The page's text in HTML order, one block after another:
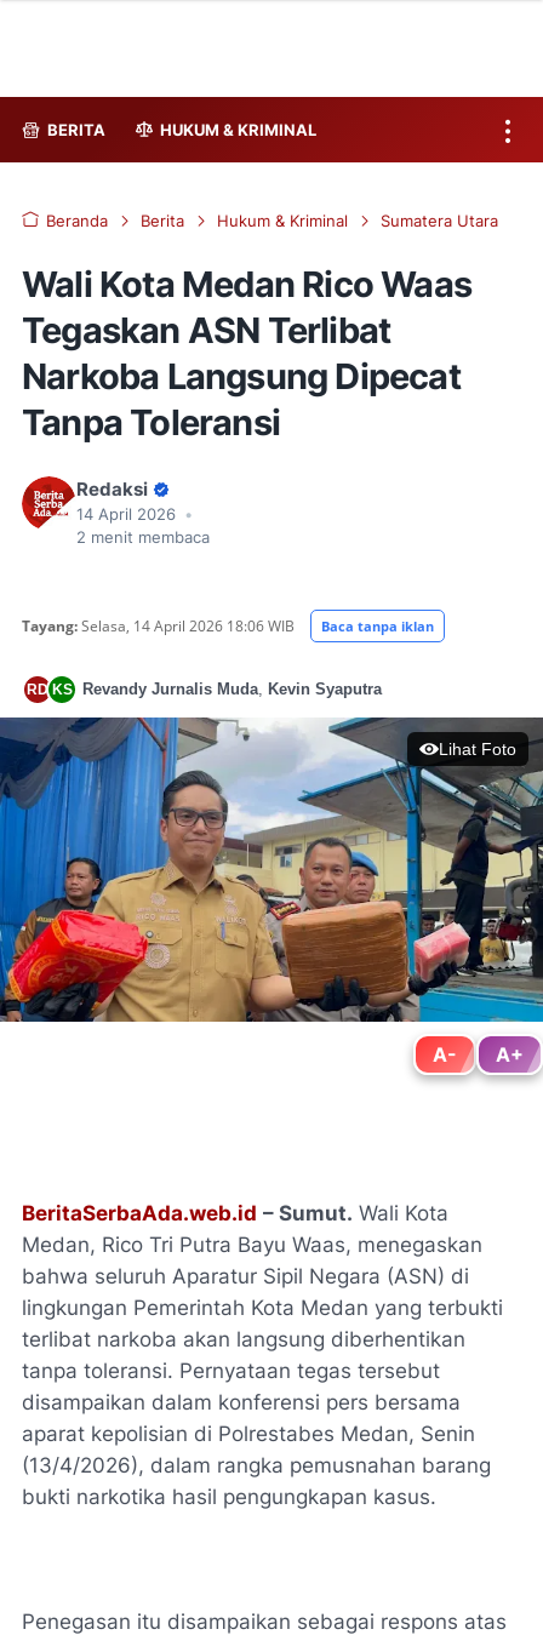
BERITA HUKUM & KRIMINAL
Beranda Berita Hukum & Kriminal Sumatera Utara
Wali Kota Medan Rico Waas
Tegaskan ASN Terlibat
Narkoba Langsung Dipecat
Tanpa Toleransi
Redaksi
14 April 2026 •
2 menit membaca
Tayang:Selasa, 14 April 2026 18:06 WIB Baca tanpa iklan
RD KS Revandy Jurnalis Muda, Kevin Syaputra
A- A+
Lihat Foto
BeritaSerbaAda.web.id – Sumut. Wali Kota
Medan, Rico Tri Putra Bayu Waas, menegaskan
bahwa seluruh Aparatur Sipil Negara (ASN) di
lingkungan Pemerintah Kota Medan yang terbukti
terlibat narkoba akan langsung diberhentikan
tanpa toleransi. Pernyataan tegas tersebut
disampaikan dalam konferensi pers bersama
aparat kepolisian di Polrestabes Medan, Senin
(13/4/2026), dalam rangka pemusnahan barang
bukti narkotika hasil pengungkapan kasus.
Penegasan itu disampaikan sebagai respons atas